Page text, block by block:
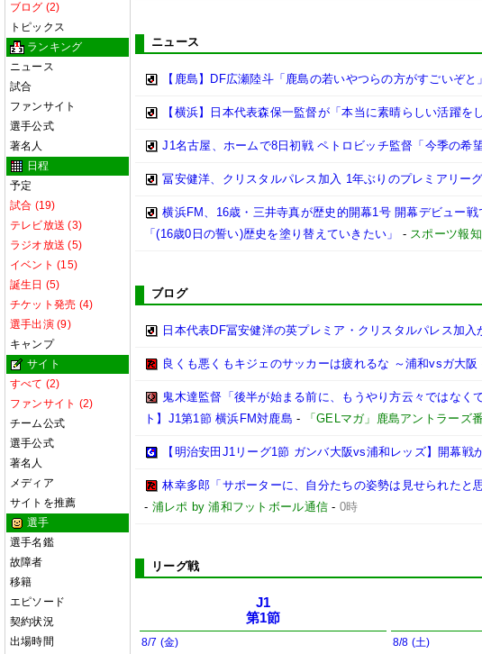
ブログ (2)
トピックス
ランキング
ニュース
試合
ファンサイト
選手公式
著名人
日程
予定
試合 (19)
テレビ放送 (3)
ラジオ放送 (5)
イベント (15)
誕生日 (5)
チケット発売 (4)
選手出演 (9)
キャンプ
サイト
すべて (2)
ファンサイト (2)
チーム公式
選手公式
著名人
メディア
サイトを推薦
選手
選手名鑑
故障者
移籍
エピソード
契約状況
出場時間
ニュース
【鹿島】DF広瀬陸斗「鹿島の若いやつらの方がすごいぞ
【横浜】日本代表森保一監督が「本当に素晴らしい活躍
J1名古屋、ホームで8日初戦 ペトロビッチ監督「今季の希
冨安健洋、クリスタルパレス加入 1年ぶりのプレミアリー
横浜FM、16歳・三井寺真が歴史的開幕1号 開幕デビュー
「(16歳0日の誓い)歴史を塗り替えていきたい」
- スポーツ報知
ブログ
日本代表DF冨安健洋の英プレミア・クリスタルパレス加
良くも悪くもキジェのサッカーは疲れるな ～浦和vsガ大阪
鬼木達監督「後半が始まる前に、もうやり方云々ではな
ト】J1第1節 横浜FM対鹿島 - 「GELマガ」鹿島アントラーズ
【明治安田J1リーグ1節 ガンバ大阪vs浦和レッズ】開幕戦
林幸多郎「サポーターに、自分たちの姿勢は見せられたと
- 浦レポ by 浦和フットボール通信 - 0時
リーグ戦
J1
第1節
8/7 (金)
8/8 (土)